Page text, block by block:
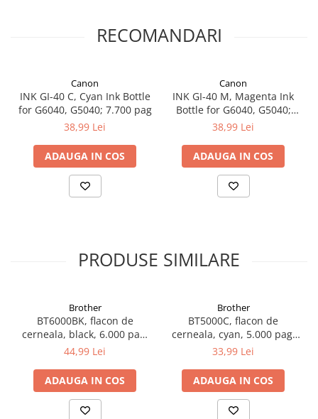
RECOMANDARI
Canon
INK GI-40 C, Cyan Ink Bottle
for G6040, G5040; 7.700 pag
38,99 Lei
ADAUGA IN COS
Canon
INK GI-40 M, Magenta Ink
Bottle for G6040, G5040;
7.700 pag
38,99 Lei
ADAUGA IN COS
PRODUSE SIMILARE
Brother
BT6000BK, flacon de
cerneala, black, 6.000 pag,
Ink Benefit DCP-
44,99 Lei
ADAUGA IN COS
Brother
BT5000C, flacon de
cerneala, cyan, 5.000 pag,
Ink Benefit DCP-
33,99 Lei
ADAUGA IN COS